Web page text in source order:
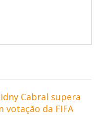
Cabral supera
votação da FIFA